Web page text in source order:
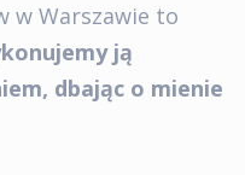
w Warszawie to
ją
dbając o mienie